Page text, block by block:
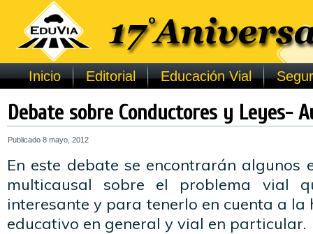
Inicio Editorial Educación Vial
Debate sobre Conductores y Leyes-
Publicado 8 mayo, 2012
En este debate se encontrarán algunos
multicausal sobre el problema vial
interesante y para tenerlo en cuenta a la
educativo en general y vial en particular.